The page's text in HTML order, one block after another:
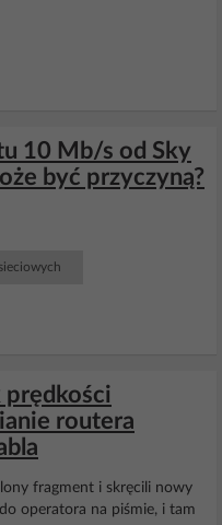
10 Mb/s od Sky
być przyczyną?
prędkości
routera
fragment i skręcili nowy
do operatora na piśmie, i tam